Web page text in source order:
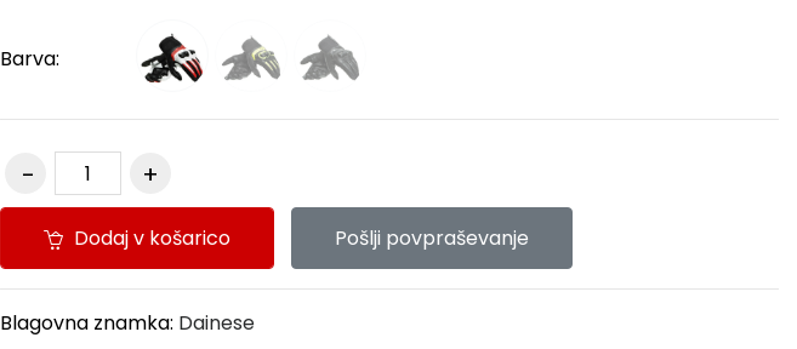
Barva:
Dodaj v košarico Pošlji povpraševanje
Blagovna znamka: Dainese